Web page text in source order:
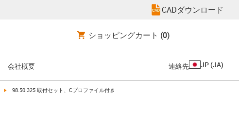
CADダウンロード
ショッピングカート (0)
会社概要 連絡先 JP (JA)
igus-icon-arrow-right
98.50.325 取付セット、Cプロファイル付き